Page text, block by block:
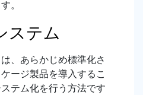
。
ステム
、あらかじめ標準化さ
ージ製品を導入するこ
テム化を行う方法です